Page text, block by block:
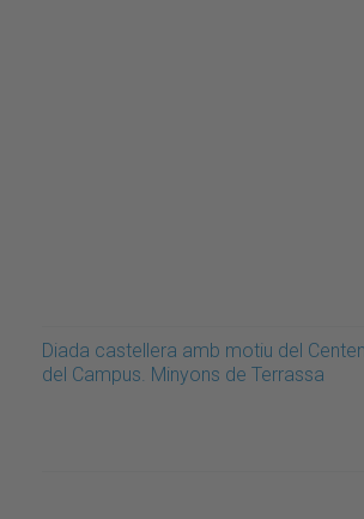
Diada castellera amb motiu del
del Campus. Minyons de Terrassa